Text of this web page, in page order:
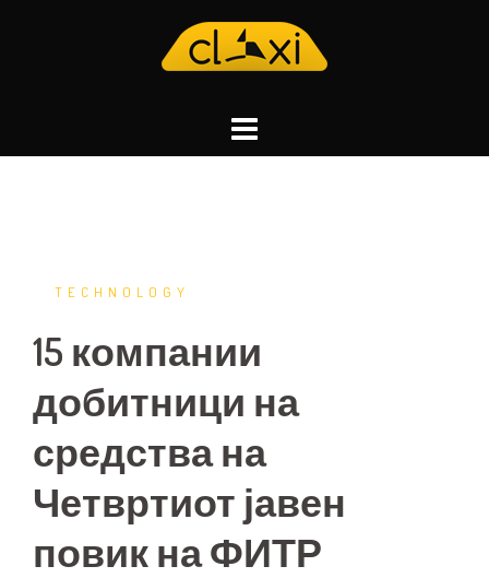
TECHNOLOGY
15 компании
добитници на
средства на
Четвртиот јавен
повик на ФИТР